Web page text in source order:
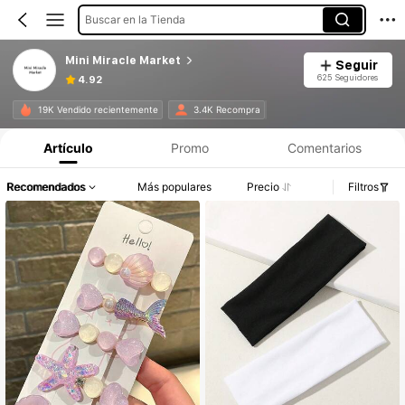
Buscar en la Tienda
Mini Miracle Market
4.92
Seguir
625 Seguidores
19K Vendido recientemente 3.4K Recompra
Artículo Promo Comentarios
Recomendados Más populares Precio Filtros